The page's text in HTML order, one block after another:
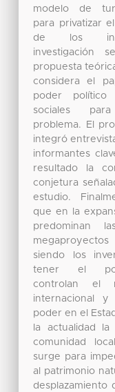
modelo de
para privatizar
de los
investigación
propuesta
considera el
poder
sociales
problema. El
integró
informantes
resultado la
conjetura
estudio.
que en la
predominan
siendo los
tener el
controlan el
internacional
poder en el
la actualidad
comunidad
surge para
al patrimonio
desplazamiento